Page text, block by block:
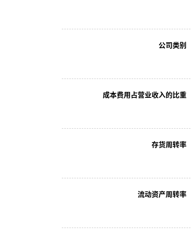
公司类别
成本费用占营业收入的比重
存货周转率
流动资产周转率